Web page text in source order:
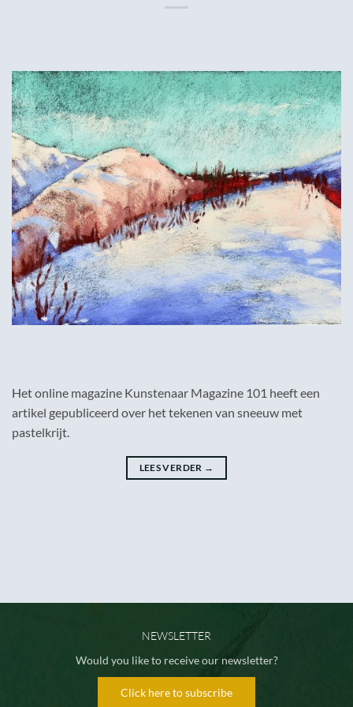
Het online magazine Kunstenaar Magazine 101 heeft een
artikel gepubliceerd over het tekenen van sneeuw met
pastelkrijt.
LEES VERDER →
NEWSLETTER
Would you like to receive our newsletter?
Click here to subscribe